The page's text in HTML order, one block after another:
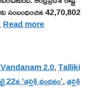
సంబంధించిన 42,70,802
Read more
2.0,Talliki
22న 'తల్లికి వందనం',తల్లికి